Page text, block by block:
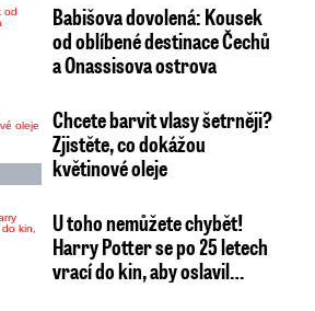
Babišova dovolená: Kousek
od oblíbené destinace Čechů
a Onassisova ostrova
Chcete barvit vlasy šetrněji?
Zjistěte, co dokážou
květinové oleje
U toho nemůžete chybět!
Harry Potter se po 25 letech
vrací do kin, aby oslavil…